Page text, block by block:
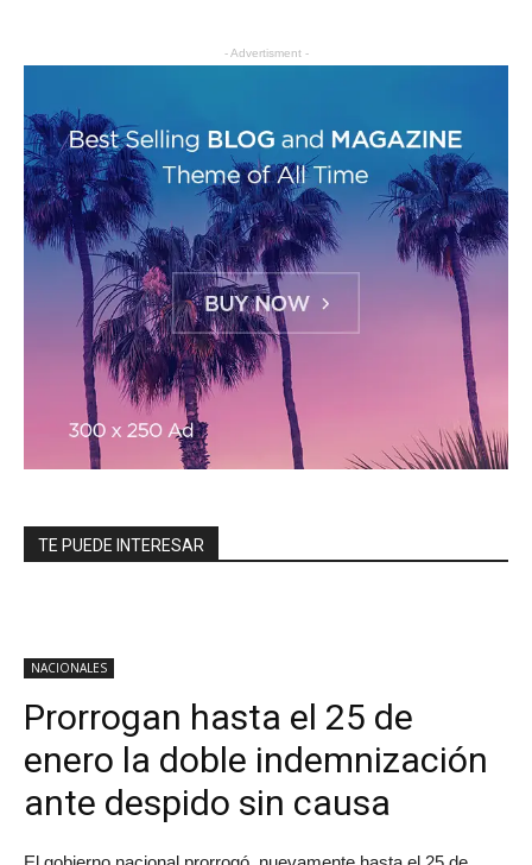
- Advertisment -
TE PUEDE INTERESAR